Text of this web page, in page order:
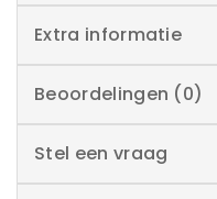
Extra informatie
Beoordelingen (0)
Stel een vraag